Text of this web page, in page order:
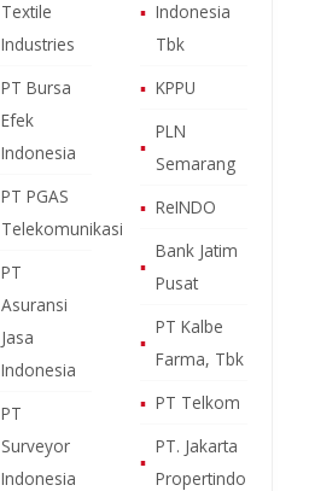
Textile
Industries
PT Bursa
Efek
Indonesia
PT PGAS
Telekomunikasi
PT
Asuransi
Jasa
Indonesia
PT
Surveyor
Indonesia
▪ Indonesia
Tbk
▪ KPPU
▪
PLN
Semarang
▪ ReINDO
▪
Bank Jatim
Pusat
▪
PT Kalbe
Farma, Tbk
▪ PT Telkom
▪
PT. Jakarta
Propertindo